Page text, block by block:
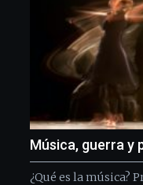
festival
que
llenará
monólogos,
exposiciones,
conferencias,
docufórums
Música, guerra y
¿Qué es la música?